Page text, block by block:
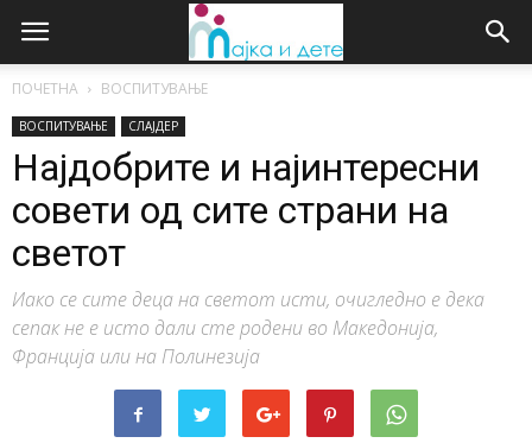
ПОЧЕТНА ВОСПИТУВАЊЕ
ВОСПИТУВАЊЕ СЛАЈДЕР
Најдобрите и најинтересни
совети од сите страни на
светот
Иако се сите деца на светот исти, очигледно е дека
сепак не е исто дали сте родени во Македонија,
Франција или на Полинезија